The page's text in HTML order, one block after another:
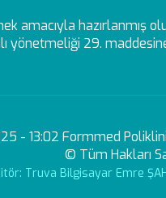
amacıyla hazırlanmış
yönetmeliği 29.
13:02 Formmed
© Tüm Hakları
Truva Bilgisayar Emre